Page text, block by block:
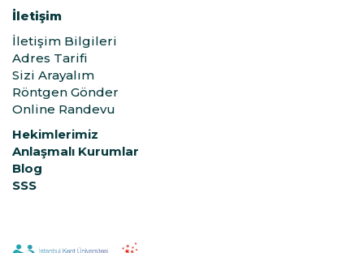
İletişim
İletişim Bilgileri
Adres Tarifi
Sizi Arayalım
Röntgen Gönder
Online Randevu
Hekimlerimiz
Anlaşmalı Kurumlar
Blog
SSS